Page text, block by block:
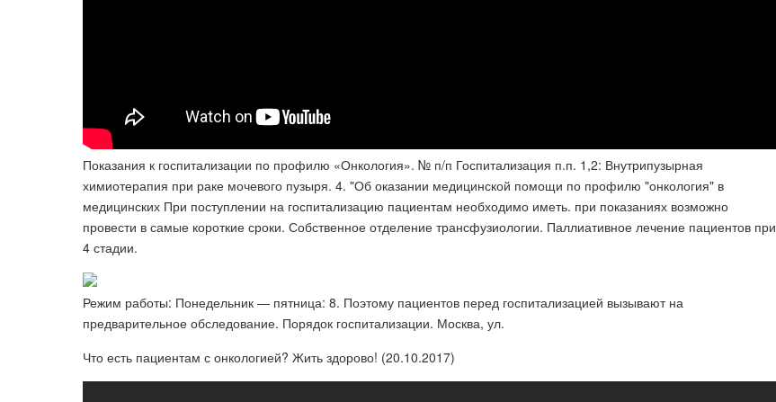
Показания к госпитализации по профилю «Онкология». № п/п Госпитализация п.п. 1,2: Внутрипузырная
химиотерапия при раке мочевого пузыря. 4. "Об оказании медицинской помощи по профилю "онкология" в
медицинских При поступлении на госпитализацию пациентам необходимо иметь. при показаниях возможно
провести в самые короткие сроки. Собственное отделение трансфузиологии. Паллиативное лечение пациентов при
4 стадии.
Режим работы: Понедельник — пятница: 8. Поэтому пациентов перед госпитализацией вызывают на
предварительное обследование. Порядок госпитализации. Москва, ул.
Что есть пациентам с онкологией? Жить здорово! (20.10.2017)